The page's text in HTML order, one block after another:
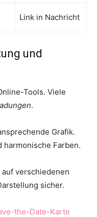
Link in Nachricht
und
Tools. Viele
.
Grafik.
harmonische Farben.
auf verschiedenen
sicher.
the-Date-Karte